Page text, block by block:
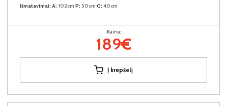
Išmatavimai: A: 102cm P: 50cm G: 40cm
Kaina:
189€
Į krepšelį